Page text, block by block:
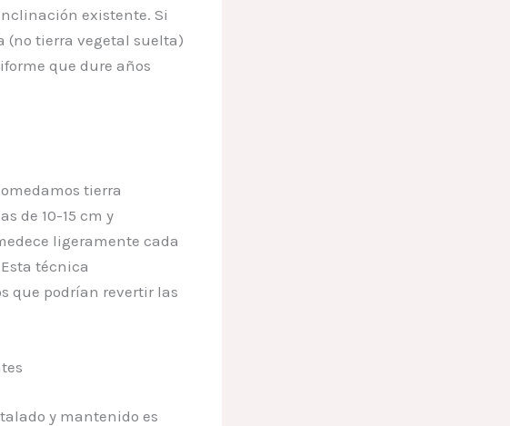
existente. Si
(no tierra vegetal suelta)
que dure años
tierra
de 10-15 cm y
ligeramente cada
técnica
que podrían revertir las
y mantenido es